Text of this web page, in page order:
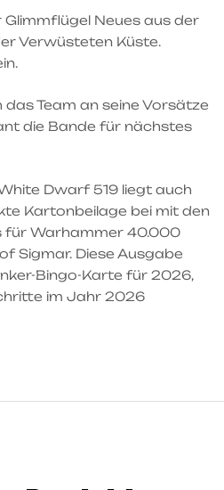
Neues aus der
Verwüsteten Küste.
das Team an seine Vorsätze
die Bande für nächstes
Dwarf 519 liegt auch
Kartonbeilage bei mit den
für Warhammer 40.000
Sigmar. Diese Ausgabe
Bingo-Karte für 2026,
im Jahr 2026